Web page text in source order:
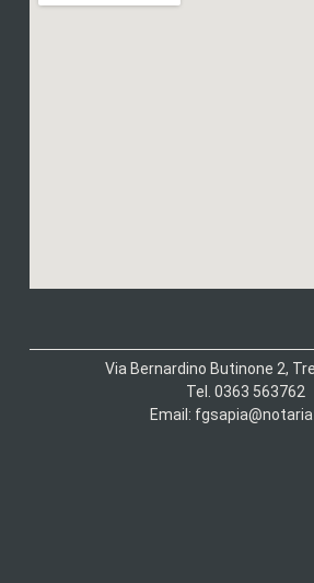
Via Bernardino Butinone 2,
Tel. 0363 563762
Email: